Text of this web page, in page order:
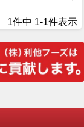
1件中 1-1件表示